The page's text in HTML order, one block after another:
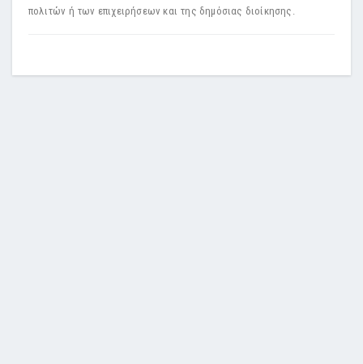
πολιτών ή των επιχειρήσεων και της δημόσιας διοίκησης.